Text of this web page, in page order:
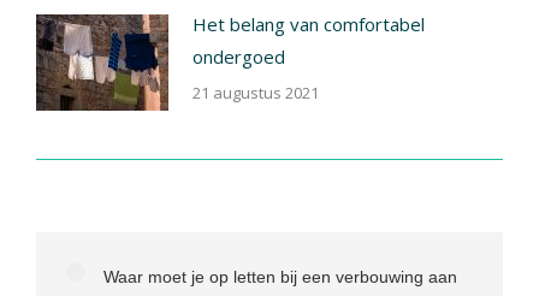
Het belang van comfortabel
ondergoed
21 augustus 2021
Waar moet je op letten bij een verbouwing aan